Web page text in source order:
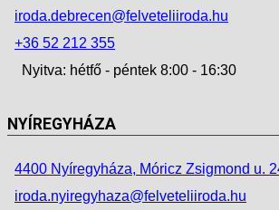
iroda.debrecen@felveteliiroda.hu
+36 52 212 355
Nyitva: hétfő - péntek 8:00 - 16:30
NYÍREGYHÁZA
4400 Nyíregyháza, Móricz Zsigmond u.
iroda.nyiregyhaza@felveteliiroda.hu